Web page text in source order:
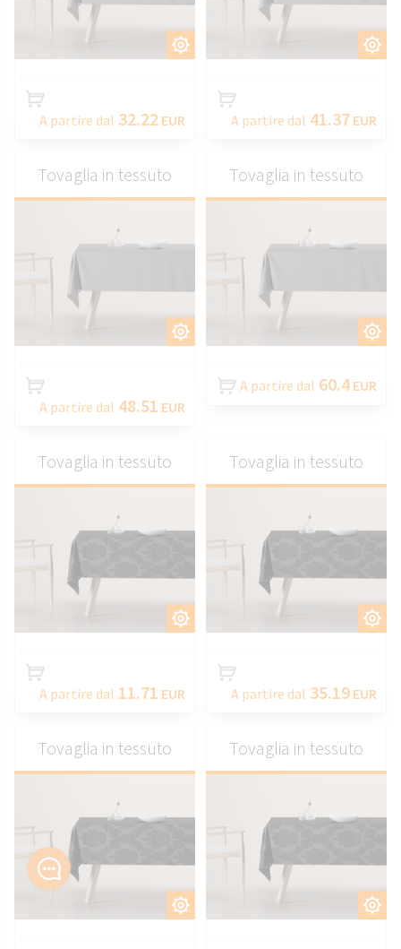
A partire dal 32.22 EUR A partire dal 41.37 EUR
Tovaglia in tessuto
A partire dal 48.51 EUR
Tovaglia in tessuto
A partire dal 60.4 EUR
Tovaglia in tessuto
A partire dal 11.71 EUR
Tovaglia in tessuto
A partire dal 35.19 EUR
Tovaglia in tessuto Tovaglia in tessuto